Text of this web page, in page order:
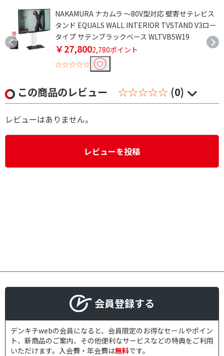
NAKAMURA ナカムラ ～80V型対応 壁寄せテレビス
タンド EQUALS WALL INTERIOR TVSTAND V3ロー
タイプ サテンブラックベース WLTVB5W19
￥27,8002,780ポイント
☆☆☆☆☆
この商品のレビュー ☆☆☆☆☆ (0)
レビューはありません。
レビューを投稿
会員登録する
デンキチwebの会員になると、会員限定のお得なセールやポイン
ト、新商品のご案内、その他便利なサービスなどの特典をご利用
いただけます。入会費・年会費は無料です。